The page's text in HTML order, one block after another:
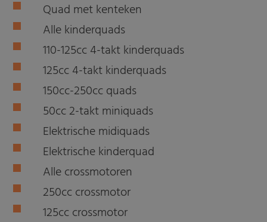
Quad met kenteken
Alle kinderquads
110-125cc 4-takt kinderquads
125cc 4-takt kinderquads
150cc-250cc quads
50cc 2-takt miniquads
Elektrische midiquads
Elektrische kinderquad
Alle crossmotoren
250cc crossmotor
125cc crossmotor